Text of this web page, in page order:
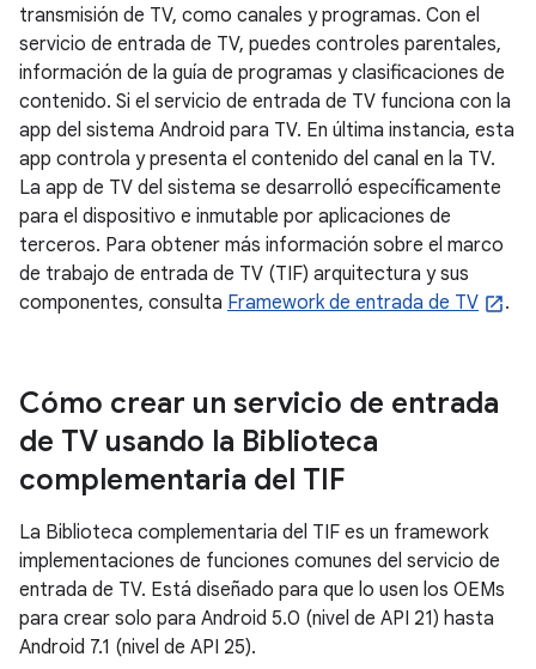
transmisión de TV, como canales y programas. Con el
servicio de entrada de TV, puedes controles parentales,
información de la guía de programas y clasificaciones de
contenido. Si el servicio de entrada de TV funciona con la
app del sistema Android para TV. En última instancia, esta
app controla y presenta el contenido del canal en la TV.
La app de TV del sistema se desarrolló específicamente
para el dispositivo e inmutable por aplicaciones de
terceros. Para obtener más información sobre el marco
de trabajo de entrada de TV (TIF) arquitectura y sus
componentes, consulta Framework de entrada de TV .
Cómo crear un servicio de entrada
de TV usando la Biblioteca
complementaria del TIF
La Biblioteca complementaria del TIF es un framework
implementaciones de funciones comunes del servicio de
entrada de TV. Está diseñado para que lo usen los OEMs
para crear solo para Android 5.0 (nivel de API 21) hasta
Android 7.1 (nivel de API 25).